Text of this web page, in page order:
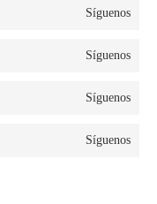
Síguenos
Síguenos
Síguenos
Síguenos